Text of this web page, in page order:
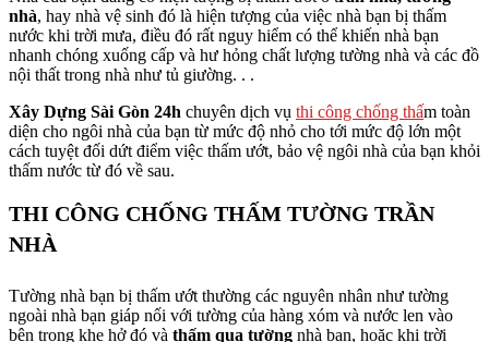
nhà, hay nhà vệ sinh đó là hiện tượng của việc nhà bạn bị thấm
nước khi trời mưa, điều đó rất nguy hiểm có thể khiến nhà bạn
nhanh chóng xuống cấp và hư hỏng chất lượng tường nhà và các đồ
nội thất trong nhà như tủ giường. . .
Xây Dựng Sài Gòn 24h chuyên dịch vụ thi công chống thấm toàn
diện cho ngôi nhà của bạn từ mức độ nhỏ cho tới mức độ lớn một
cách tuyệt đối dứt điểm việc thấm ướt, bảo vệ ngôi nhà của bạn khỏi
thấm nước từ đó về sau.
THI CÔNG CHỐNG THẤM TƯỜNG TRẦN
NHÀ
Tường nhà bạn bị thấm ướt thường các nguyên nhân như tường
ngoài nhà bạn giáp nối với tường của hàng xóm và nước len vào
bên trong khe hở đó và thấm qua tường nhà bạn, hoặc khi trời